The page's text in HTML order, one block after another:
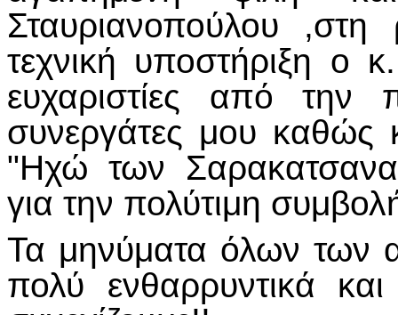
Σταυριανοπούλου
τεχνική υποστήριξη ο
ευχαριστίες από
συνεργάτες μου καθώς
"Ηχώ των
για την πολύτιμη
Τα μηνύματα όλων των
πολύ ενθαρρυντικά